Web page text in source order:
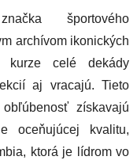
športového
archívom ikonických
celé dekády
aj vracajú. Tieto
získavajú
oceňujúcej kvalitu,
ktorá je lídrom vo